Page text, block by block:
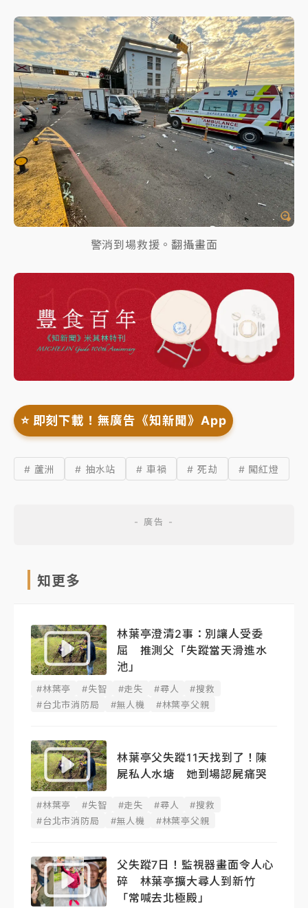
警消到場救援。翻攝畫面
⭐️ 即刻下載！無廣告《知新聞》App
# 蘆洲 # 抽水站 # 車禍 # 死劫 # 闖紅燈
知更多
林葉亭澄清2事：別讓人受委
屈 推測父「失蹤當天滑進水
池」
#林葉亭 #失智 #走失 #尋人
#搜救
#台北市消防局
#無人機 #林葉亭父親
林葉亭父失蹤11天找到了！陳
屍私人水塘 她到場認屍痛哭
#林葉亭 #失智 #走失 #尋人
#搜救
#台北市消防局
#無人機 #林葉亭父親
父失蹤7日！監視器畫面令人心
碎 林葉亭擴大尋人到新竹
「常喊去北極殿」